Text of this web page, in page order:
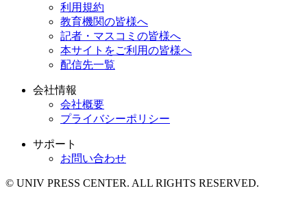
利用規約
教育機関の皆様へ
記者・マスコミの皆様へ
本サイトをご利用の皆様へ
配信先一覧
会社情報
会社概要
プライバシーポリシー
サポート
お問い合わせ
© UNIV PRESS CENTER. ALL RIGHTS RESERVED.